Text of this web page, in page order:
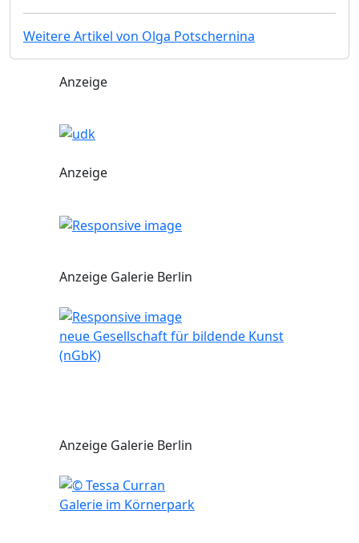
Weitere Artikel von Olga Potschernina
Anzeige
Anzeige
Anzeige Galerie Berlin
neue Gesellschaft für bildende Kunst
(nGbK)
Anzeige Galerie Berlin
Galerie im Körnerpark